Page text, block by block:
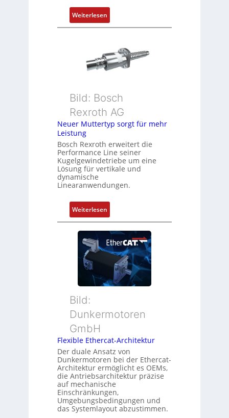
P
o
s
i
o
m
s
u
n
g
n
d
Z
u
s
t
a
s
e
w
a
c
h
u
n
g
Weiterlesen:
D
h
g
e
k
m
b
i
i
r
t
P
o
s
i
s
s
u
n
g
u
n
Bild: Bosch
Rexroth AG
Neuer Muttertyp sorgt für mehr
Leistung
Bosch Rexroth erweitert die
Performance Line seiner
Kugelgewindetriebe um eine
Lösung für vertikale und
dynamische
Linearanwendungen.
Weiterlesen:
N
e
u
e
u
e
t
y
p
s
o
r
g
t
Bild:
Dunkermotoren
GmbH
Flexible Ethercat-Architektur
Der duale Ansatz von
Dunkermotoren bei der Ethercat-
Architektur ermöglicht es OEMs,
die Antriebsarchitektur präzise
auf mechanische
Einschränkungen,
Umgebungsbedingungen und
das Systemlayout abzustimmen.